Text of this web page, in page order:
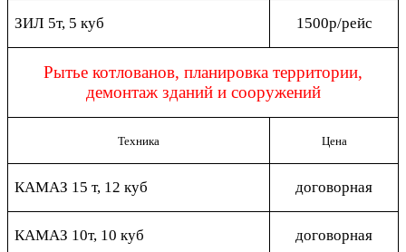
ЗИЛ 5т, 5 куб 1500р/рейс
Рытье котлованов, планировка территории,
демонтаж зданий и сооружений
Техника Цена
КАМАЗ 15 т, 12 куб договорная
КАМАЗ 10т, 10 куб договорная